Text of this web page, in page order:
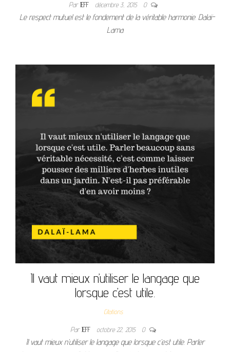
ParJEFF décembre 3, 2015 0
Le respect mutuel est le fondement de la véritable harmonie. Dalaï-
Lama
Il vaut mieux n’utiliser le langage que
lorsque c’est utile.
Citations
ParJEFF octobre 22, 2015 0
Il vaut mieux n’utiliser le langage que lorsque c’est utile. Parler